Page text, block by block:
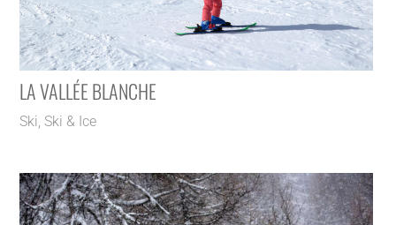
LA VALLÉE BLANCHE
Ski,Ski & Ice